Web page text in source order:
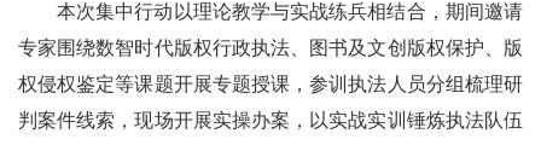
本次集中行动以理论教学与实战练兵相结合，期间邀请
专家围绕数智时代版权行政执法、图书及文创版权保护、版
权侵权鉴定等课题开展专题授课，参训执法人员分组梳理研
判案件线索，现场开展实操办案，以实战实训锤炼执法队伍